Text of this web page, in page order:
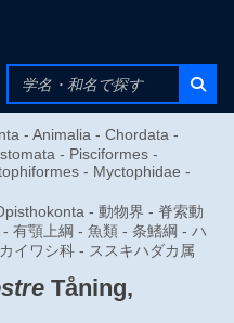
- Animalia - Chordata -
- Pisciformes -
- Myctophidae -
- 動物界 - 脊索動
有顎上綱 - 魚類 - 条鰭綱 - ハ
イワシ科 - ススキハダカ属
Tåning,